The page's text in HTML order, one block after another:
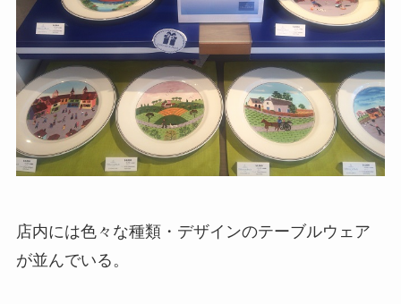
店内には色々な種類・デザインのテーブルウェア
が並んでいる。